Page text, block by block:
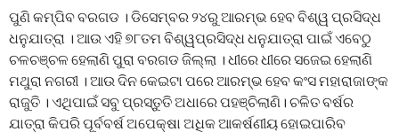
ପୁଣି କମ୍ପିବ ବରଗଡ । ଡିସେମ୍ବର ୨୪ରୁ ଆରମ୍ଭ ହେବ ବିଶ୍ୱ ପ୍ରସିଦ୍ଧ
ଧନୁଯାତ୍ରା । ଆଉ ଏହି ୭୮ତମ ବିଶ୍ୱପ୍ରସିଦ୍ଧ ଧନୁଯାତ୍ରା ପାଇଁ ଏବେଠୁ
ଚଳଚଞ୍ଚଳ ହେଲାଣି ପୁରା ବରଗଡ ଜିଲ୍ଲା । ଧୀରେ ଧୀରେ ସଜେଇ ହେଲାଣି
ମଥୁରା ନଗରୀ । ଆଉ ଦିନ କେଇଟା ପରେ ଆରମ୍ଭ ହେବ କଂସ ମହାରାଜାଙ୍କ
ରାଜୁତି । ଏଥିପାଇଁ ସବୁ ପ୍ରସ୍ତୁତି ଅଧାରେ ପହଞ୍ଚିଲାଣି। ଚଳିତ ବର୍ଷର
ଯାତ୍ରା କିପରି ପୂର୍ବବର୍ଷ ଅପେକ୍ଷା ଅଧିକ ଆକର୍ଷଣୀୟ ହୋଇପାରିବ